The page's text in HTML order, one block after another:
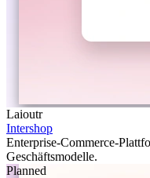
Laioutr
Intershop
Enterprise-Commerce-
Geschäftsmodelle.
Planned